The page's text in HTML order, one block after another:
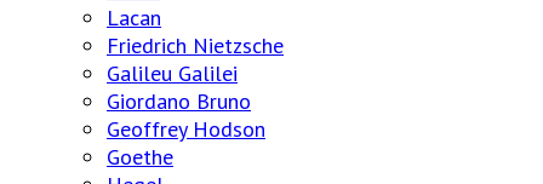
Lacan
Friedrich Nietzsche
Galileu Galilei
Giordano Bruno
Geoffrey Hodson
Goethe